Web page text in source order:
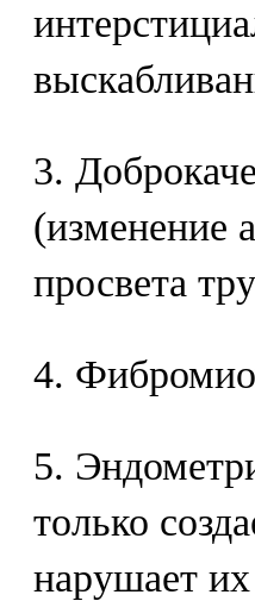
3.
(изменение
просвета
4.
5.
только
нарушает